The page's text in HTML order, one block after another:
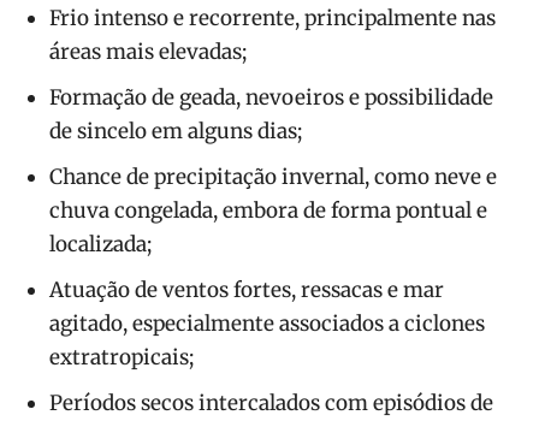
Frio intenso e recorrente, principalmente nas
áreas mais elevadas;
Formação de geada, nevoeiros e possibilidade
de sincelo em alguns dias;
Chance de precipitação invernal, como neve e
chuva congelada, embora de forma pontual e
localizada;
Atuação de ventos fortes, ressacas e mar
agitado, especialmente associados a ciclones
extratropicais;
Períodos secos intercalados com episódios de